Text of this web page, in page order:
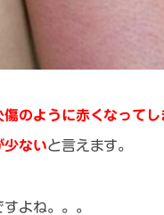
傷のように赤くなって
少ないと言えます。
よね。。。